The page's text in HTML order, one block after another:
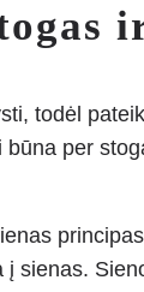
todėl
per
sienas.